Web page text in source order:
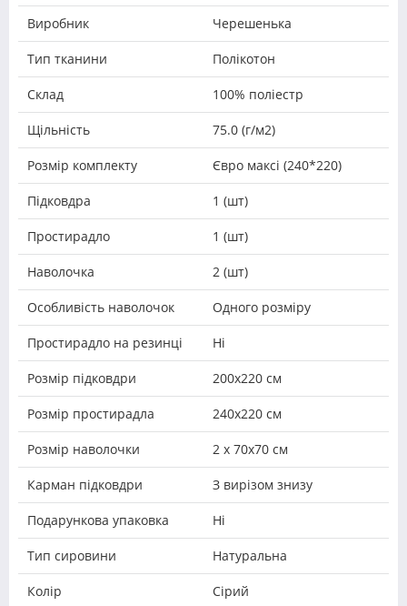
Виробник Черешенька
Тип тканини Полікотон
Склад 100% поліестр
Щільність 75.0 (г/м2)
Розмір комплекту Євро максі (240*220)
Підковдра 1 (шт)
Простирадло 1 (шт)
Наволочка 2 (шт)
Особливість наволочок Одного розміру
Простирадло на резинці Ні
Розмір підковдри 200х220 см
Розмір простирадла 240х220 см
Розмір наволочки 2 х 70х70 см
Карман підковдри З вирізом знизу
Подарункова упаковка Ні
Тип сировини Натуральна
Колір Сірий